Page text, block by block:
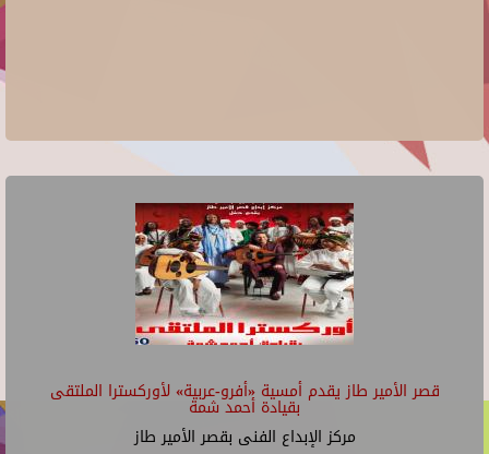
قصر الأمير طاز يقدم أمسية «أفرو-عربية» لأوركسترا الملتقى
بقيادة أحمد شمة
مركز الإبداع الفنى بقصر الأمير طاز